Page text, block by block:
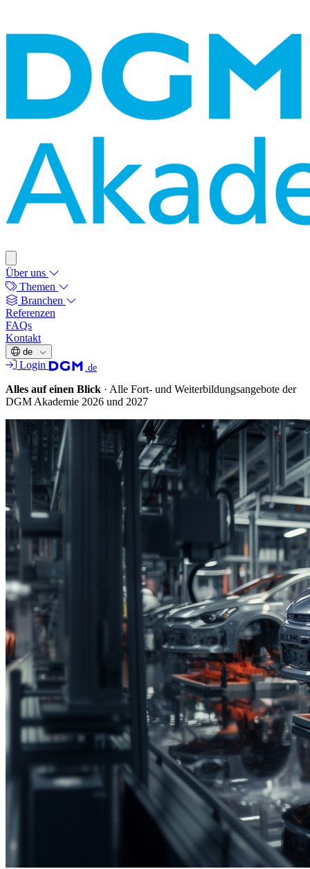
Über uns
Themen
Branchen
Referenzen
FAQs
Kontakt
de
Login .de
Alles auf einen Blick · Alle Fort- und Weiterbildungsangebote der
DGM Akademie 2026 und 2027